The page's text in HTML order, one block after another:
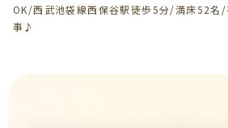
OK/西武池袋線西保谷駅徒歩5分/満床52名/
事♪